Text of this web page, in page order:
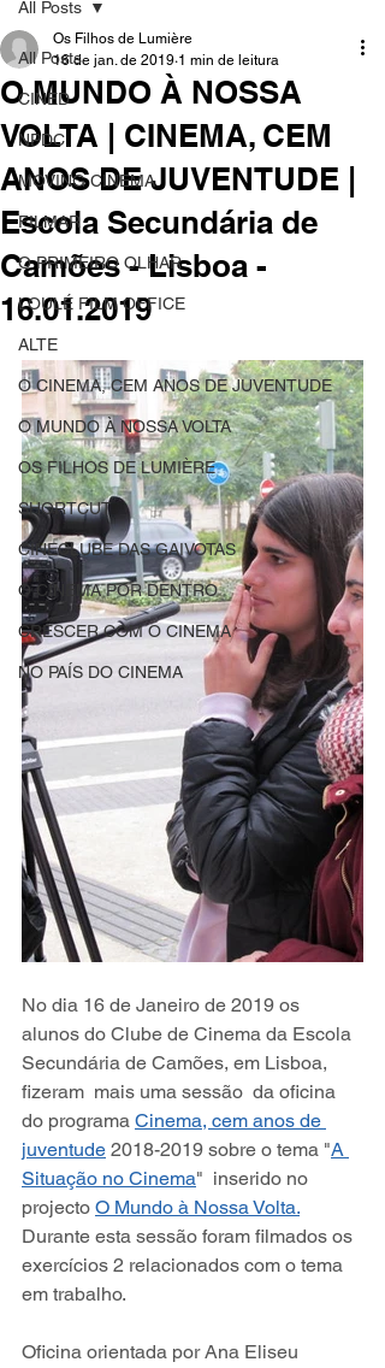
All Posts
CINED
NPDC
MOVING CINEMA
FILMAR
O PRIMEIRO OLHAR
LOULÉ FILM OFFICE
ALTE
O CINEMA, CEM ANOS DE JUVENTUDE
O MUNDO À NOSSA VOLTA
OS FILHOS DE LUMIÈRE
SHORTCUT
CINECLUBE DAS GAIVOTAS
O CINEMA POR DENTRO
CRESCER COM O CINEMA
NO PAÍS DO CINEMA
All Posts
O MUNDO À NOSSA
VOLTA | CINEMA, CEM
ANOS DE JUVENTUDE |
Escola Secundária de
Camões - Lisboa -
16.01.2019
Os Filhos de Lumière
16 de jan. de 2019 1 min de leitura
No dia 16 de Janeiro de 2019 os
alunos do Clube de Cinema da Escola
Secundária de Camões, em Lisboa,
fizeram  mais uma sessão  da oficina
do programa Cinema, cem anos de
juventude 2018-2019 sobre o tema "A
Situação no Cinema"  inserido no
projecto O Mundo à Nossa Volta.
Durante esta sessão foram filmados os
exercícios 2 relacionados com o tema
em trabalho.
Oficina orientada por Ana Eliseu